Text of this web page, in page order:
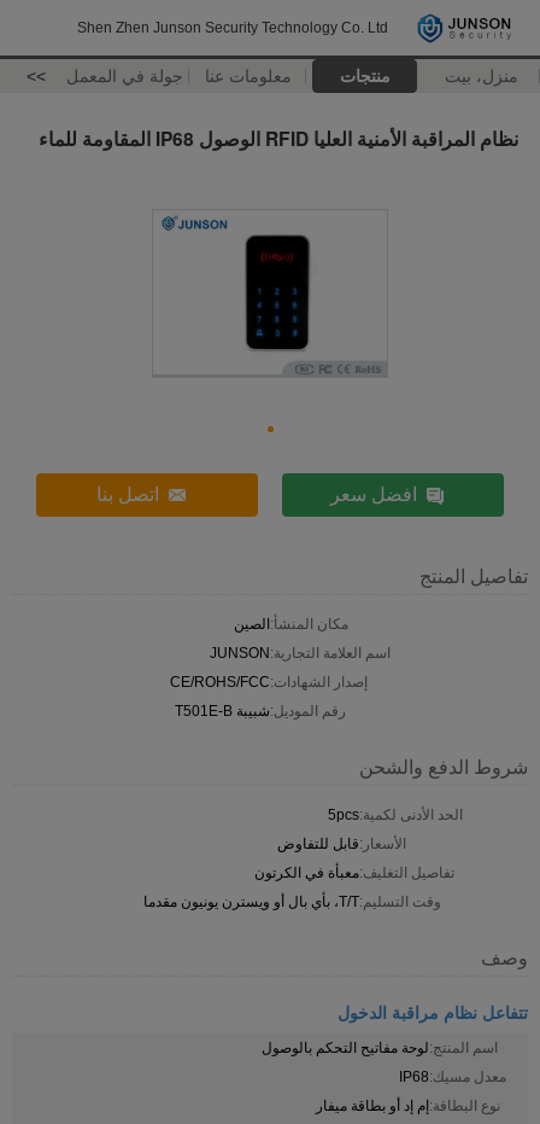
Shen Zhen Junson Security Technology Co. Ltd
منزل، بيت منتجات معلومات عنا جولة في المعمل >>
نظام المراقبة الأمنية العليا RFID الوصول IP68 المقاومة للماء
افضل سعر اتصل بنا
تفاصيل المنتج
مكان المنشأ:الصين
اسم العلامة التجارية:JUNSON
إصدار الشهادات:CE/ROHS/FCC
رقم الموديل:شبيبة T501E-B
شروط الدفع والشحن
الحد الأدنى لكمية:5pcs
الأسعار:قابل للتفاوض
تفاصيل التغليف:معبأة في الكرتون
وقت التسليم:T/T، بأي بال أو ويسترن يونيون مقدما
وصف
تتفاعل نظام مراقبة الدخول
اسم المنتج:لوحة مفاتيح التحكم بالوصول
معدل مسيك:IP68
نوع البطاقة:إم إد أو بطاقة ميفار